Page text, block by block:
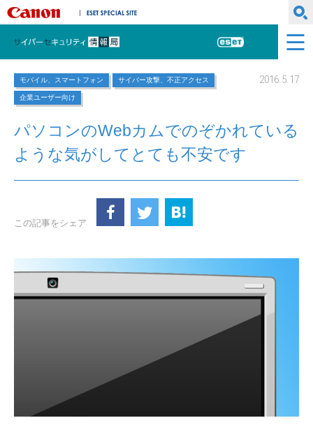
キヤノンマーケティングジャパン株式会社
サイバーセキュリティ情報局
ESET
モバイル、スマートフォン サイバー攻撃、不正アクセス
企業ユーザー向け
2016.5.17
パソコンのWebカムでのぞかれている
ような気がしてとても不安です
この記事をシェア